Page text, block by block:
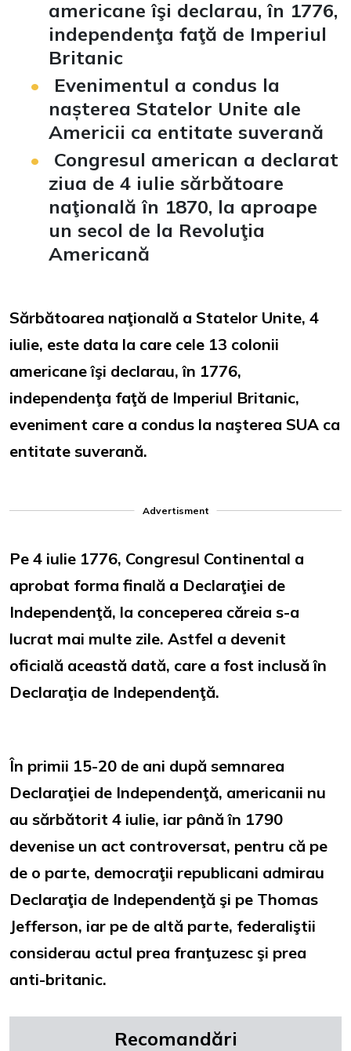
americane îşi declarau, în 1776,
independenţa faţă de Imperiul
Britanic
Evenimentul a condus la
nașterea Statelor Unite ale
Americii ca entitate suverană
Congresul american a declarat
ziua de 4 iulie sărbătoare
naţională în 1870, la aproape
un secol de la Revoluţia
Americană
Sărbătoarea naţională a Statelor Unite, 4
iulie, este data la care cele 13 colonii
americane îşi declarau, în 1776,
independenţa faţă de Imperiul Britanic,
eveniment care a condus la naşterea SUA ca
entitate suverană.
Advertisment
Pe 4 iulie 1776, Congresul Continental a
aprobat forma finală a Declaraţiei de
Independenţă, la conceperea căreia s-a
lucrat mai multe zile. Astfel a devenit
oficială această dată, care a fost inclusă în
Declaraţia de Independenţă.
În primii 15-20 de ani după semnarea
Declaraţiei de Independenţă, americanii nu
au sărbătorit 4 iulie, iar până în 1790
devenise un act controversat, pentru că pe
de o parte, democraţii republicani admirau
Declaraţia de Independenţă şi pe Thomas
Jefferson, iar pe de altă parte, federaliştii
considerau actul prea franţuzesc şi prea
anti-britanic.
Recomandări